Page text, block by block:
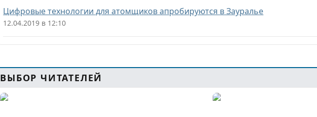
Цифровые технологии для атомщиков апробируются в Зауралье
12.04.2019 в 12:10
ВЫБОР ЧИТАТЕЛЕЙ